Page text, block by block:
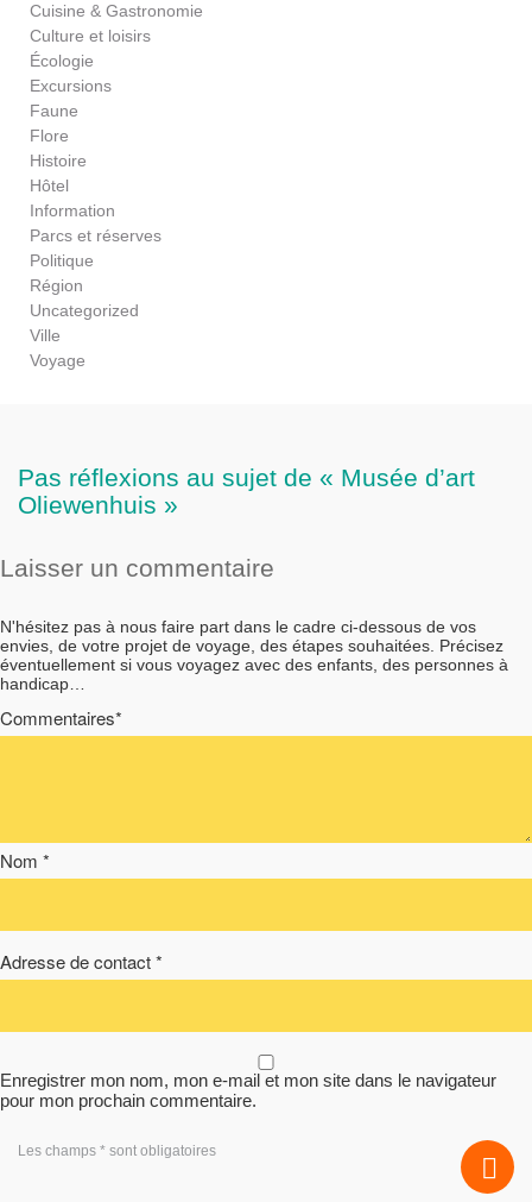
Cuisine & Gastronomie
Culture et loisirs
Écologie
Excursions
Faune
Flore
Histoire
Hôtel
Information
Parcs et réserves
Politique
Région
Uncategorized
Ville
Voyage
Pas réflexions au sujet de « Musée d’art
Oliewenhuis »
Laisser un commentaire
N'hésitez pas à nous faire part dans le cadre ci-dessous de vos
envies, de votre projet de voyage, des étapes souhaitées. Précisez
éventuellement si vous voyagez avec des enfants, des personnes à
handicap…
Commentaires*
Nom *
Adresse de contact *
Enregistrer mon nom, mon e-mail et mon site dans le navigateur
pour mon prochain commentaire.
Les champs * sont obligatoires